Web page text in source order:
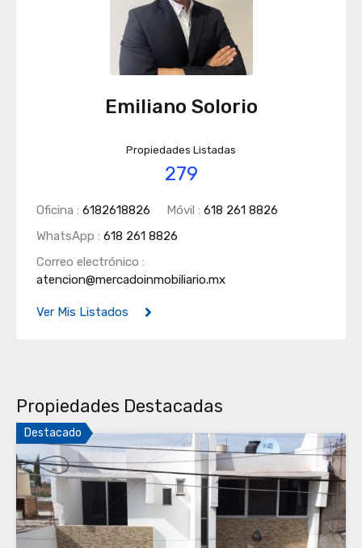
Emiliano Solorio
Propiedades Listadas
279
Oficina : 6182618826 Móvil : 618 261 8826
WhatsApp : 618 261 8826
Correo electrónico :
atencion@mercadoinmobiliario.mx
Ver Mis Listados
Propiedades Destacadas
Destacado